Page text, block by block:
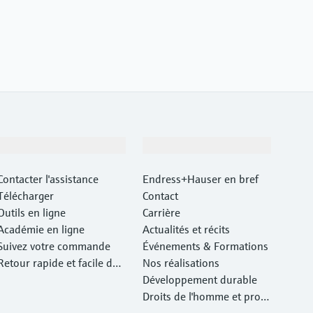
l'assistance
en ligne
en ligne
votre commande
rapide et facile des
Endress+Hauser en bref
Contact
Carrière
Actualités et récits
Événements & Formations
Nos réalisations
Développement durable
Droits de l'homme et prote